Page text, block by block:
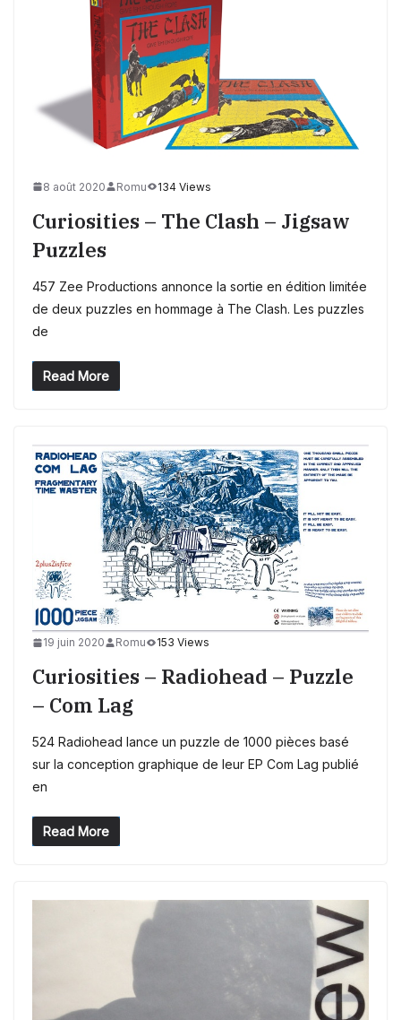
8 août 2020 Romu 134 Views
Curiosities – The Clash – Jigsaw
Puzzles
457 Zee Productions annonce la sortie en édition limitée
de deux puzzles en hommage à The Clash. Les puzzles
de
Read More
19 juin 2020 Romu 153 Views
Curiosities – Radiohead – Puzzle
– Com Lag
524 Radiohead lance un puzzle de 1000 pièces basé
sur la conception graphique de leur EP Com Lag publié
en
Read More